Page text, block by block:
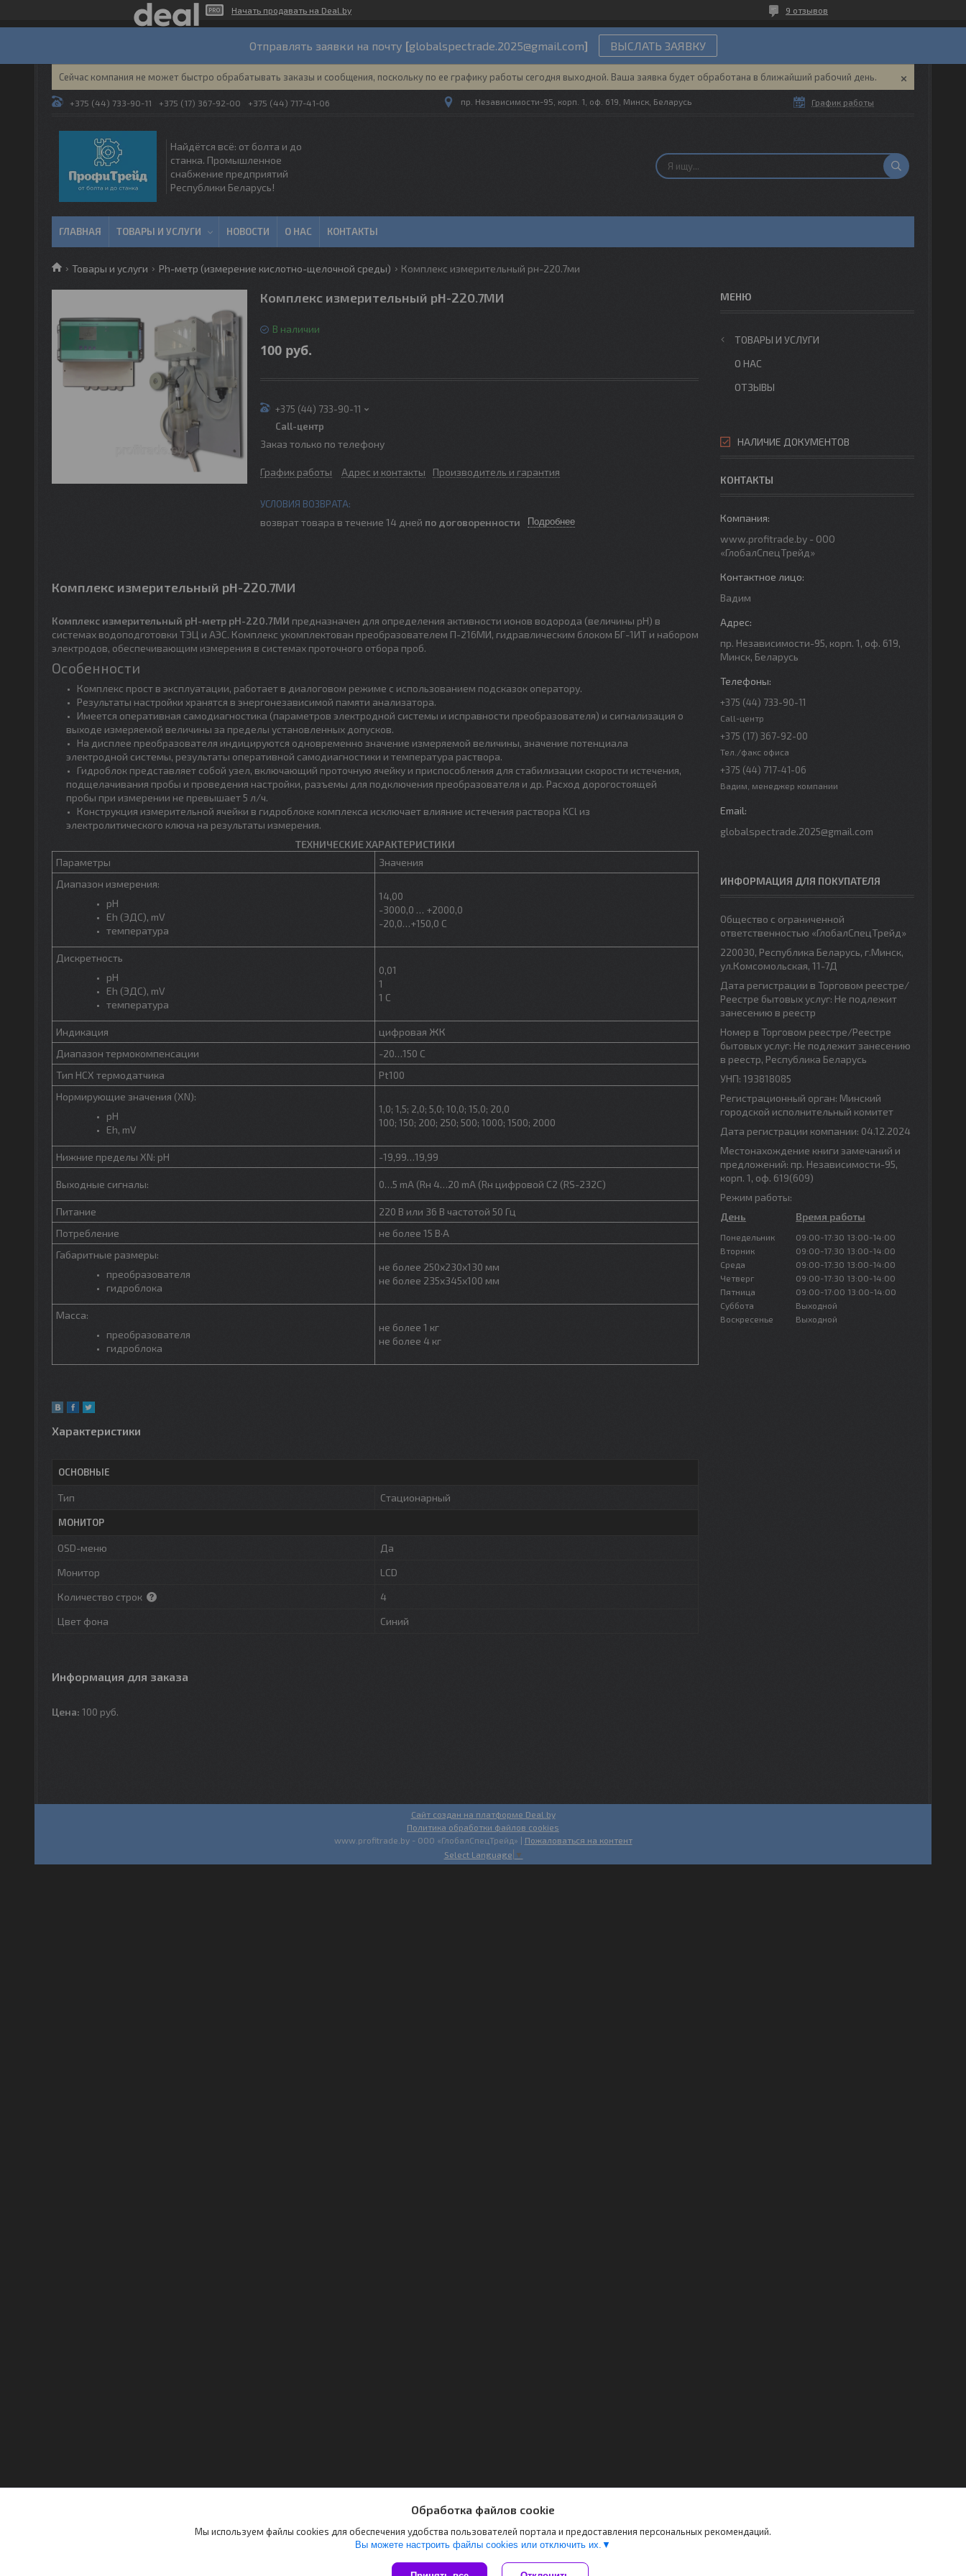
Начать продавать на Deal.by 9 отзывов
Отправлять заявки на почту [globalspectrade.2025@gmail.com] ВЫСЛАТЬ ЗАЯВКУ
Сейчас компания не может быстро обрабатывать заказы и сообщения, поскольку по ее графику работы сегодня выходной. Ваша заявка будет обработана в ближайший рабочий день.
+375 (44) 733-90-11 +375 (17) 367-92-00 +375 (44) 717-41-06 пр. Независимости-95, корп. 1, оф. 619, Минск, Беларусь График работы
Найдётся всё: от болта и до
станка. Промышленное
снабжение предприятий
Республики Беларусь!
ГЛАВНАЯ ТОВАРЫ И УСЛУГИ НОВОСТИ О НАС КОНТАКТЫ
Товары и услуги Ph-метр (измерение кислотно-щелочной среды) Комплекс измерительный рн-220.7ми
Комплекс измерительный рН-220.7МИ
В наличии
100 руб.
+375 (44) 733-90-11
Call-центр
Заказ только по телефону
График работы Адрес и контакты Производитель и гарантия
возврат товара в течение 14 дней по договоренности Подробнее
Комплекс измерительный рН-220.7МИ
Комплекс измерительный pH-метр pH-220.7МИ предназначен для определения активности ионов водорода (величины pH) в
системах водоподготовки ТЭЦ и АЭС. Комплекс укомплектован преобразователем П-216МИ, гидравлическим блоком БГ-1ИТ и набором
электродов, обеспечивающим измерения в системах проточного отбора проб.
Особенности
Комплекс прост в эксплуатации, работает в диалоговом режиме с использованием подсказок оператору.
Результаты настройки хранятся в энергонезависимой памяти анализатора.
Имеется оперативная самодиагностика (параметров электродной системы и исправности преобразователя) и сигнализация о
выходе измеряемой величины за пределы установленных допусков.
На дисплее преобразователя индицируются одновременно значение измеряемой величины, значение потенциала
электродной системы, результаты оперативной самодиагностики и температура раствора.
Гидроблок представляет собой узел, включающий проточную ячейку и приспособления для стабилизации скорости истечения,
подщелачивания пробы и проведения настройки, разъемы для подключения преобразователя и др. Расход дорогостоящей
пробы при измерении не превышает 5 л/ч.
Конструкция измерительной ячейки в гидроблоке комплекса исключает влияние истечения раствора KCl из
электролитического ключа на результаты измерения.
ТЕХНИЧЕСКИЕ ХАРАКТЕРИСТИКИ
Параметры
Значения
Диапазон измерения:
рН
Eh (ЭДС), mV
температура
14,00
-3000,0 … +2000,0
-20,0…+150,0 С
Дискретность
рН
Eh (ЭДС), mV
температура
0,01
1
1 С
Индикация
цифровая ЖК
Диапазон термокомпенсации
-20…150 С
Тип НСХ термодатчика
Pt100
Нормирующие значения (XN):
pH
Eh, mV
1,0; 1,5; 2,0; 5,0; 10,0; 15,0; 20,0
100; 150; 200; 250; 500; 1000; 1500; 2000
Нижние пределы XN: pH -19,99…19,99
Выходные сигналы: 0…5 mA (Rн 4…20 mA (Rн цифровой C2 (RS-232C)
Питание
220 В или 36 В частотой 50 Гц
Потребление
не более 15 В·А
Габаритные размеры:
преобразователя
гидроблока
не более 250х230х130 мм
не более 235х345х100 мм
Масса:
преобразователя
гидроблока
не более 1 кг
не более 4 кг
Характеристики
ОСНОВНЫЕ
Тип Стационарный
МОНИТОР
OSD-меню
Да
Монитор
LCD
Количество строк
4
Цвет фона
Синий
Информация для заказа
Цена: 100 руб.
ТОВАРЫ И УСЛУГИ
О НАС
ОТЗЫВЫ
НАЛИЧИЕ ДОКУМЕНТОВ
КОНТАКТЫ
www.profitrade.by - ООО
«ГлобалСпецТрейд»
Вадим
пр. Независимости-95, корп. 1, оф. 619,
Минск, Беларусь
+375 (44) 733-90-11
Call-центр
+375 (17) 367-92-00
Тел./факс офиса
+375 (44) 717-41-06
Вадим, менеджер компании
globalspectrade.2025@gmail.com
ИНФОРМАЦИЯ ДЛЯ ПОКУПАТЕЛЯ
Общество с ограниченной
ответственностью «ГлобалСпецТрейд»
220030, Республика Беларусь, г.Минск,
ул.Комсомольская, 11-7Д
Дата регистрации в Торговом реестре/
Реестре бытовых услуг: Не подлежит
занесению в реестр
Номер в Торговом реестре/Реестре
бытовых услуг: Не подлежит занесению
в реестр, Республика Беларусь
УНП: 193818085
Регистрационный орган: Минский
городской исполнительный комитет
Дата регистрации компании: 04.12.2024
Местонахождение книги замечаний и
предложений: пр. Независимости-95,
корп. 1, оф. 619(609)
Режим работы:
День
Время работы
Понедельник 09:00-17:30 13:00-14:00
Вторник
09:00-17:30 13:00-14:00
Среда
09:00-17:30 13:00-14:00
Четверг
09:00-17:30 13:00-14:00
Пятница
09:00-17:00 13:00-14:00
Суббота
Выходной
Воскресенье
Выходной
Сайт создан на платформе Deal.by
Политика обработки файлов cookies
Обработка файлов cookie
Мы используем файлы cookies для обеспечения удобства пользователей портала и предоставления персональных рекомендаций.
Вы можете настроить файлы cookies или отключить их.
www.profitrade.by - ООО «ГлобалСпецТрейд» | Пожаловаться на контент
Select Language ▼